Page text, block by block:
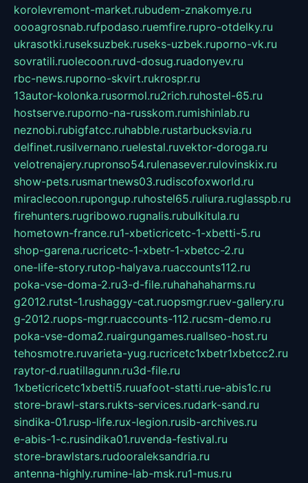
korolevremont-market.rubudem-znakomye.ru
oooagrosnab.rufpodaso.ruemfire.rupro-otdelky.ru
ukrasotki.ruseksuzbek.ruseks-uzbek.ruporno-vk.ru
sovratili.ruolecoon.ruvd-dosug.ruadonyev.ru
rbc-news.ruporno-skvirt.rukrospr.ru
13autor-kolonka.rusormol.ru2rich.ruhostel-65.ru
hostserve.ruporno-na-russkom.rumishinlab.ru
neznobi.rubigfatcc.ruhabble.rustarbucksvia.ru
delfinet.rusilvernano.ruelestal.ruvektor-doroga.ru
velotrenajery.rupronso54.rulenasever.rulovinskix.ru
show-pets.rusmartnews03.rudiscofoxworld.ru
miraclecoon.rupongup.ruhostel65.ruliura.ruglasspb.ru
firehunters.rugribowo.rugnalis.rubulkitula.ru
hometown-france.ru1-xbeticricetc-1-xbetti-5.ru
shop-garena.rucricetc-1-xbetr-1-xbetcc-2.ru
one-life-story.rutop-halyava.ruaccounts112.ru
poka-vse-doma-2.ru3-d-file.ruhahahaharms.ru
g2012.rutst-1.rushaggy-cat.ruopsmgr.ruev-gallery.ru
g-2012.ruops-mgr.ruaccounts-112.rucsm-demo.ru
poka-vse-doma2.ruairgungames.ruallseo-host.ru
tehosmotre.ruvarieta-yug.rucricetc1xbetr1xbetcc2.ru
raytor-d.ruatillagunn.ru3d-file.ru
1xbeticricetc1xbetti5.ruuafoot-statti.rue-abis1c.ru
store-brawl-stars.rukts-services.rudark-sand.ru
sindika-01.rusp-life.rux-legion.rusib-archives.ru
e-abis-1-c.rusindika01.ruvenda-festival.ru
store-brawlstars.rudooraleksandria.ru
antenna-highly.rumine-lab-msk.ru1-mus.ru